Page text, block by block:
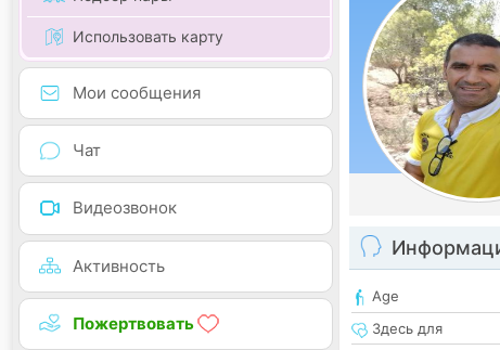
Использовать карту
Мои сообщения
Чат
Видеозвонок
Активность
Пожертвовать
Age
Здесь для